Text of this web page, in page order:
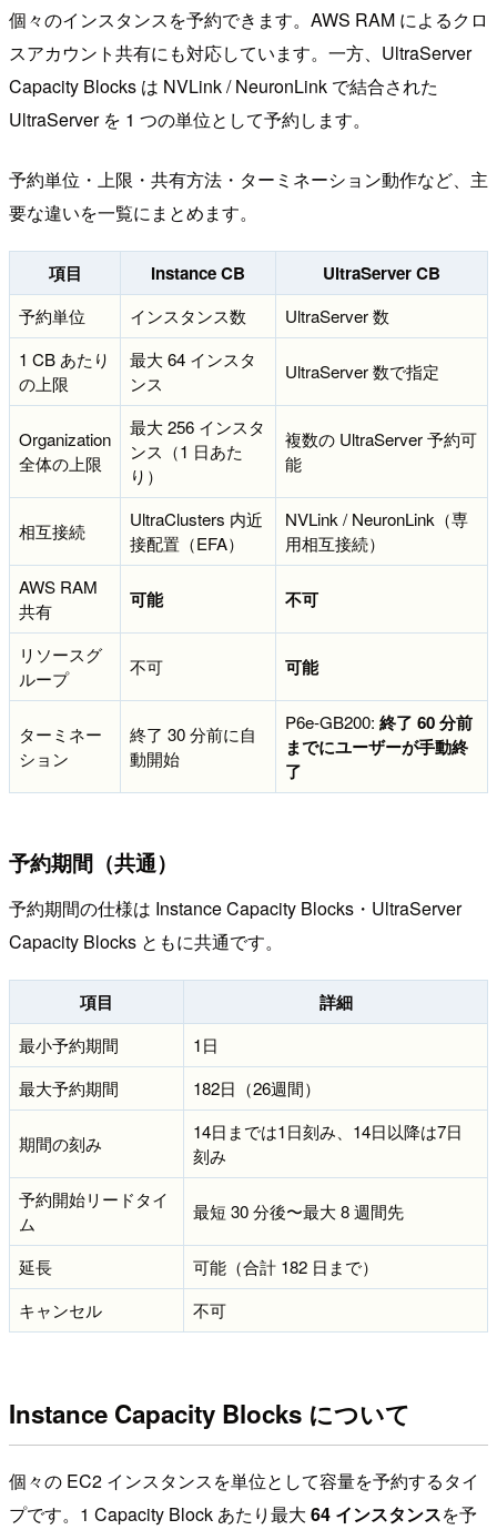
個々のインスタンスを予約できます。AWS RAM によるクロ
スアカウント共有にも対応しています。一方、UltraServer
Capacity Blocks は NVLink / NeuronLink で結合された
UltraServer を 1 つの単位として予約します。
予約単位・上限・共有方法・ターミネーション動作など、主
要な違いを一覧にまとめます。
項目 Instance CB UltraServer CB
予約単位 インスタンス数
UltraServer 数
1 CB あたり
の上限
最大 64 インスタ
ンス
UltraServer 数で指定
Organization
全体の上限
最大 256 インスタ
ンス（1 日あた
り）
複数の UltraServer 予約可
能
相互接続
UltraClusters 内近
接配置（EFA）
NVLink / NeuronLink（専
用相互接続）
AWS RAM
共有
可能 不可
リソースグ
ループ
不可 可能
ターミネー
ション
終了 30 分前に自
動開始
P6e-GB200: 終了 60 分前
までにユーザーが手動終
了
予約期間（共通）
予約期間の仕様は Instance Capacity Blocks・UltraServer
Capacity Blocks ともに共通です。
項目 詳細
最小予約期間
1日
最大予約期間
182日（26週間）
期間の刻み
14日までは1日刻み、14日以降は7日
刻み
予約開始リードタイ
ム
最短 30 分後〜最大 8 週間先
延長
可能（合計 182 日まで）
キャンセル
不可
Instance Capacity Blocks について
個々の EC2 インスタンスを単位として容量を予約するタイ
プです。1 Capacity Block あたり最大 64 インスタンスを予